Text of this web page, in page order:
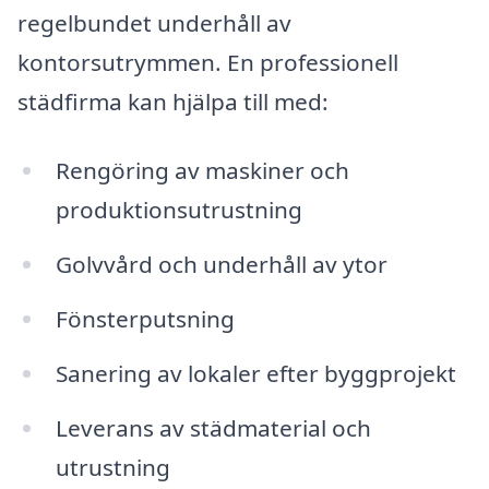
regelbundet underhåll av
kontorsutrymmen. En professionell
städfirma kan hjälpa till med:
Rengöring av maskiner och
produktionsutrustning
Golvvård och underhåll av ytor
Fönsterputsning
Sanering av lokaler efter byggprojekt
Leverans av städmaterial och
utrustning